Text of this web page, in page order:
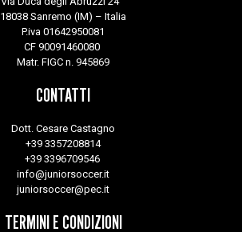
18038 Sanremo (IM) – Italia
P.iva 01642950081
CF 90091460080
Matr. FIGC n. 945869
CONTATTI
Dott. Cesare Castagno
+39 3357208814
+39 3396709546
info@juniorsoccer.it
juniorsoccer@pec.it
TERMINI E CONDIZIONI